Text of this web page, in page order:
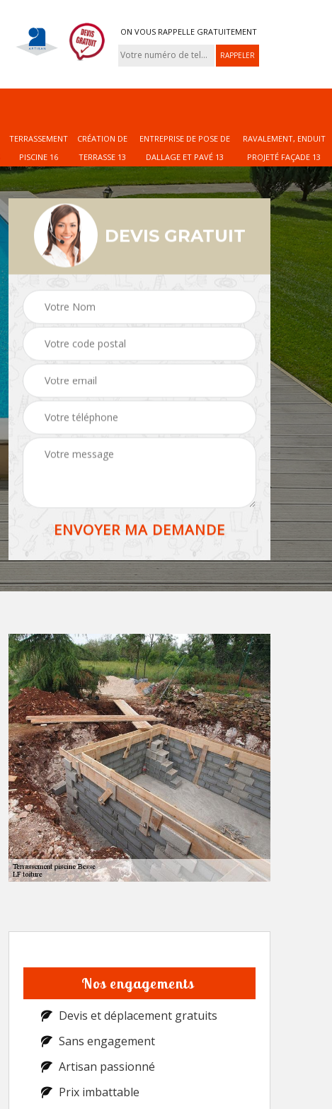
ON VOUS RAPPELLE GRATUITEMENT
TERRASSEMENT
PISCINE 16
CRÉATION DE
TERRASSE 13
ENTREPRISE DE POSE DE
DALLAGE ET PAVÉ 13
RAVALEMENT, ENDUIT
PROJETÉ FAÇADE 13
DEVIS GRATUIT
Nos engagements
Devis et déplacement gratuits
Sans engagement
Artisan passionné
Prix imbattable